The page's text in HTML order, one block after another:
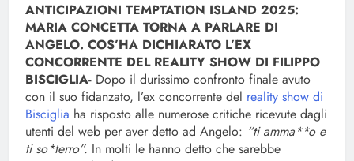
ANTICIPAZIONI TEMPTATION ISLAND 2025:
MARIA CONCETTA TORNA A PARLARE DI
ANGELO. COS’HA DICHIARATO L’EX
CONCORRENTE DEL REALITY SHOW DI FILIPPO
BISCIGLIA- Dopo il durissimo confronto finale avuto
con il suo fidanzato, l’ex concorrente del reality show di
Bisciglia ha risposto alle numerose critiche ricevute dagli
utenti del web per aver detto ad Angelo: “ti amma**o e
ti so*terro”. In molti le hanno detto che sarebbe